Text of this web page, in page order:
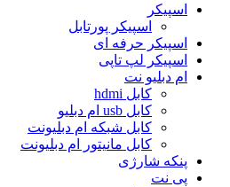
اسپیکر
اسپیکر پورتابل
اسپیکر حرفه ای
اسپیکر لپ تاپی
ام دبلیو نت
کابل hdmi
کابل usb ام دبلیو
کابل شبکه ام دبلیونت
کابل مانیتور ام دبلیونت
پنکه شارژی
پی نت